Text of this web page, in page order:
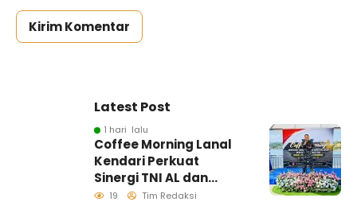
Latest Post
1 hari lalu
Coffee Morning Lanal
Kendari Perkuat
Sinergi TNI AL dan
Insan Pers Wujudkan
19 Tim Redaksi